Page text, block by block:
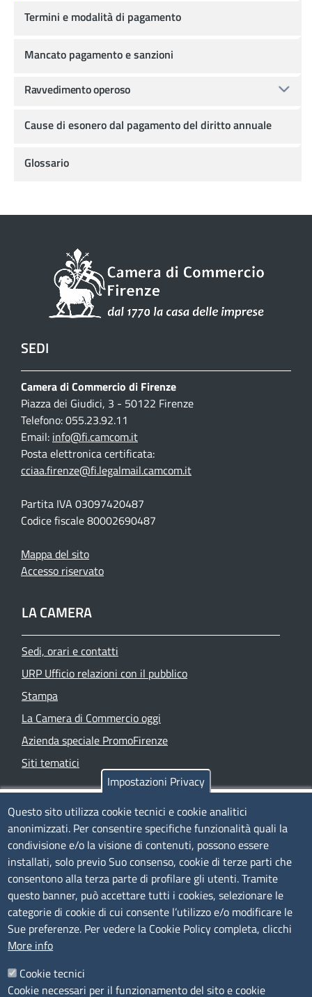
Termini e modalità di pagamento
Mancato pagamento e sanzioni
Ravvedimento operoso
Cause di esonero dal pagamento del diritto annuale
Glossario
SEDI
Camera di Commercio di Firenze
Piazza dei Giudici, 3 - 50122 Firenze
Telefono: 055.23.92.11
Email: info@fi.camcom.it
Posta elettronica certificata:
cciaa.firenze@fi.legalmail.camcom.it
Partita IVA 03097420487
Codice fiscale 80002690487
Mappa del sito
Accesso riservato
LA CAMERA
Sedi, orari e contatti
URP Ufficio relazioni con il pubblico
Stampa
La Camera di Commercio oggi
Azienda speciale PromoFirenze
Siti tematici
TRASPARENZA
Albo Online
Amministrazione trasparente
Bandi e concorsi
Segnalazioni Whistleblowing
Accessibilità
IBAN e pagamenti informatici
Informative privacy e cookie
Verifiche PA
Impostazioni Privacy
Questo sito utilizza cookie tecnici e cookie analitici
anonimizzati. Per consentire specifiche funzionalità quali la
condivisione e/o la visione di contenuti, possono essere
installati, solo previo Suo consenso, cookie di terze parti che
consentono alla terza parte di profilare gli utenti. Tramite
questo banner, può accettare tutti i cookies, selezionare le
categorie di cookie di cui consente l’utilizzo e/o modificare le
Sue preferenze. Per vedere la Cookie Policy completa, clicchi
More info
Cookie tecnici
Cookie necessari per il funzionamento del sito e cookie